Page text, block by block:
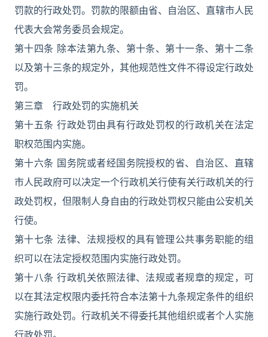
罚款的行政处罚。罚款的限额由省、自治区、直辖市人民
代表大会常务委员会规定。
第十四条 除本法第九条、第十条、第十一条、第十二条
以及第十三条的规定外，其他规范性文件不得设定行政处
罚。
第三章 行政处罚的实施机关
第十五条 行政处罚由具有行政处罚权的行政机关在法定
职权范围内实施。
第十六条 国务院或者经国务院授权的省、自治区、直辖
市人民政府可以决定一个行政机关行使有关行政机关的行
政处罚权，但限制人身自由的行政处罚权只能由公安机关
行使。
第十七条 法律、法规授权的具有管理公共事务职能的组
织可以在法定授权范围内实施行政处罚。
第十八条 行政机关依照法律、法规或者规章的规定，可
以在其法定权限内委托符合本法第十九条规定条件的组织
实施行政处罚。行政机关不得委托其他组织或者个人实施
行政处罚。